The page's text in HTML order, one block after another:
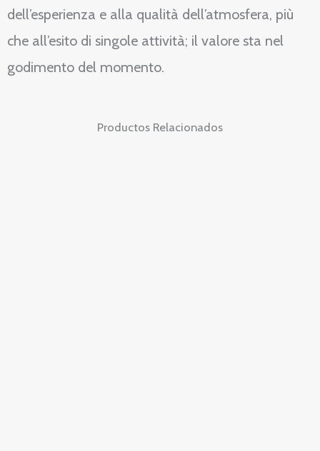
dell’esperienza e alla qualità dell’atmosfera, più
che all’esito di singole attività; il valore sta nel
godimento del momento.
Productos Relacionados